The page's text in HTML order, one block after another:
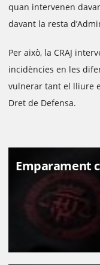
quan intervenen
davant la resta
Per això, la CRAJ
incidències en les
vulnerar tant el lliure
Dret de Defensa.
Emparament